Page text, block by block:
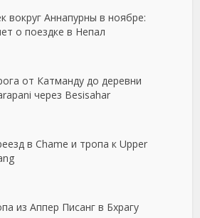
вокруг Аннапурны в ноябре:
о поездке в Непал
от Катманду до деревни
через Besisahar
в Chame и тропа к Upper
из Аппер Писанг в Бхрагу